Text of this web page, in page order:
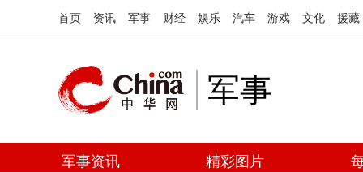
首页 资讯 军事 财经 娱乐 汽车 游戏 文化 援藏
军事
军事资讯 精彩图片